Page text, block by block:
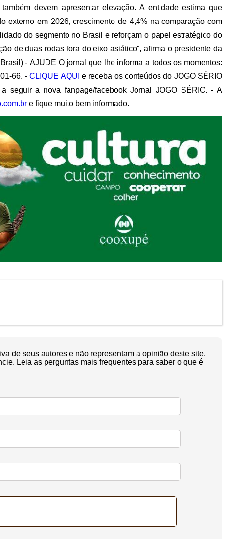
devem apresentar elevação. A entidade estima que
externo em 2026, crescimento de 4,4% na comparação com
do segmento no Brasil e reforçam o papel estratégico do
de duas rodas fora do eixo asiático”, afirma o presidente da
- AJUDE O jornal que lhe informa a todos os momentos:
66. -CLIQUE AQUI e receba os conteúdos do JOGO SÉRIO
seguir a nova fanpage/facebook Jornal JOGO SÉRIO. - A
e fique muito bem informado.
de seus autores e não representam a opinião deste site.
Leia as perguntas mais frequentes para saber o que é